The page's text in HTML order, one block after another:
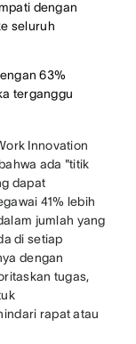
dengan
seluruh
63%
terganggu
Innovation
ada "titik
dapat
41% lebih
jumlah yang
di setiap
dengan
tugas,
rapat atau